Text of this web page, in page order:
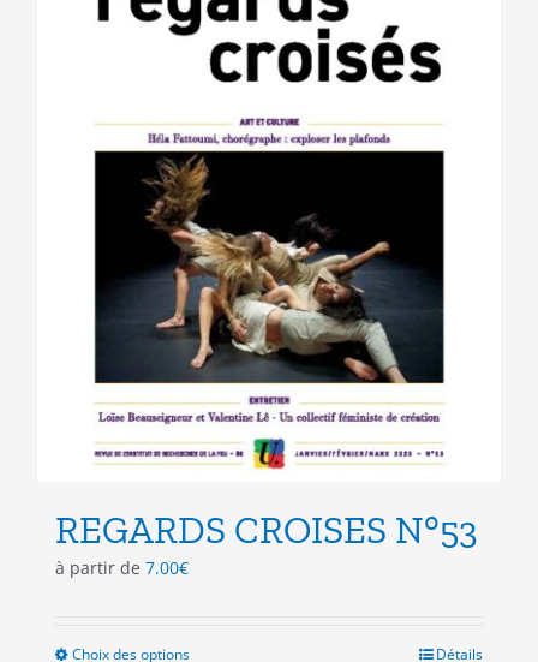
REGARDS CROISES N°53
à partir de 7.00€
Choix des optionsCe Détails